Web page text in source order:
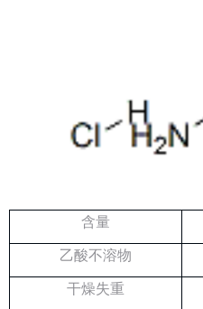
含量
乙酸不溶物
干燥失重